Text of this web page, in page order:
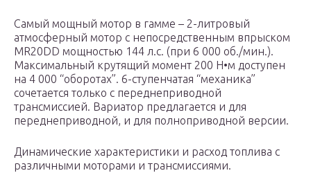
Самый мощный мотор в гамме – 2-литровый
атмосферный мотор с непосредственным впрыском
MR20DD мощностью 144 л.с. (при 6 000 об./мин.).
Максимальный крутящий момент 200 Н•м доступен
на 4 000 “оборотах”. 6-ступенчатая “механика”
сочетается только с переднеприводной
трансмиссией. Вариатор предлагается и для
переднеприводной, и для полноприводной версии.
Динамические характеристики и расход топлива с
различными моторами и трансмиссиями.